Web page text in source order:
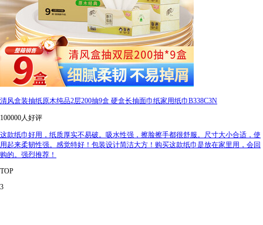
清风盒装抽纸原木纯品2层200抽9盒 硬盒长抽面巾纸家用纸巾B338C3N
100000人好评
这款纸巾好用，纸质厚实不易破。吸水性强，擦脸擦手都很舒服。尺寸大小合适，使
用起来柔韧性强。感觉特好！包装设计简洁大方！购买这款纸巾是放在家里用，会回
购的。强烈推荐！
TOP
3